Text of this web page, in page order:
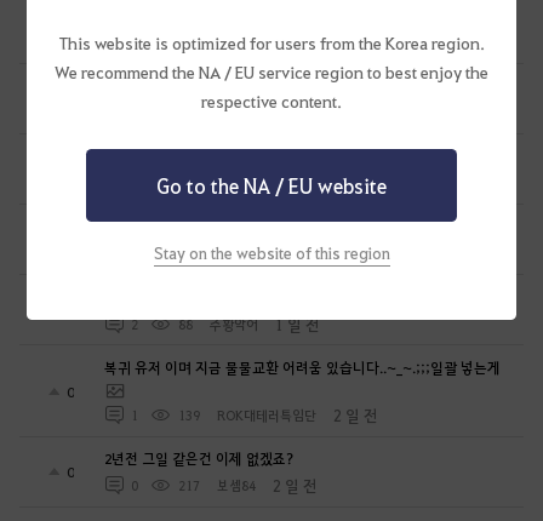
This website is optimized for users from the Korea region.
We recommend the NA / EU service region to best enjoy the
respective content.
Go to the NA / EU website
Stay on the website of this region
1 176 공짜안됨 1 일 전
펄업 남의 아이디어 훔치고 그냥 넘어갈줄 알았냐?
공짜안됨 1 일 전
[항해일퀘]매일밤 10시10분 꿈속에서호로 같이가요
76 미리내ES 1 일 전
무량진경 대지서 제20경의 등장
144 천지의재림무량진경 1 일 전
2 88 주황악어 1 일 전
0
복귀 유저 이며 지금 물물교환 어려움 있습니다..~_~.;;;일괄 넣는게
1 139 ROK대테러특임단 2 일 전
0
2년전 그일 같은건 이제 없겠죠?
0 217 보셈84 2 일 전